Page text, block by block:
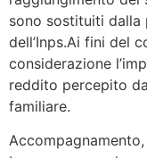
sono sostituiti dalla
dell’Inps.Ai fini del
considerazione
reddito percepito
familiare.